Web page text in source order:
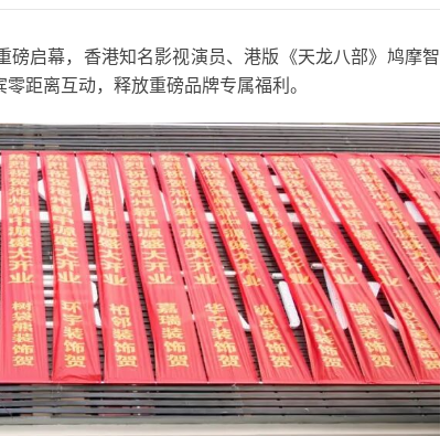
启幕，香港知名影视演员、港版《天龙八部》鸠摩智
距离互动，释放重磅品牌专属福利。